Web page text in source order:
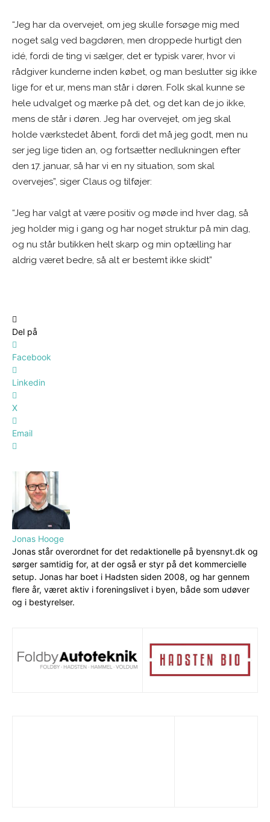
“Jeg har da overvejet, om jeg skulle forsøge mig med
noget salg ved bagdøren, men droppede hurtigt den
idé, fordi de ting vi sælger, det er typisk varer, hvor vi
rådgiver kunderne inden købet, og man beslutter sig ikke
lige for et ur, mens man står i døren. Folk skal kunne se
hele udvalget og mærke på det, og det kan de jo ikke,
mens de står i døren. Jeg har overvejet, om jeg skal
holde værkstedet åbent, fordi det må jeg godt, men nu
ser jeg lige tiden an, og fortsætter nedlukningen efter
den 17. januar, så har vi en ny situation, som skal
overvejes”, siger Claus og tilføjer:
“Jeg har valgt at være positiv og møde ind hver dag, så
jeg holder mig i gang og har noget struktur på min dag,
og nu står butikken helt skarp og min optælling har
aldrig været bedre, så alt er bestemt ikke skidt”
Del på
Facebook
Linkedin
X
Email
Jonas Hooge
Jonas står overordnet for det redaktionelle på byensnyt.dk og
sørger samtidig for, at der også er styr på det kommercielle
setup. Jonas har boet i Hadsten siden 2008, og har gennem
flere år, været aktiv i foreningslivet i byen, både som udøver
og i bestyrelser.